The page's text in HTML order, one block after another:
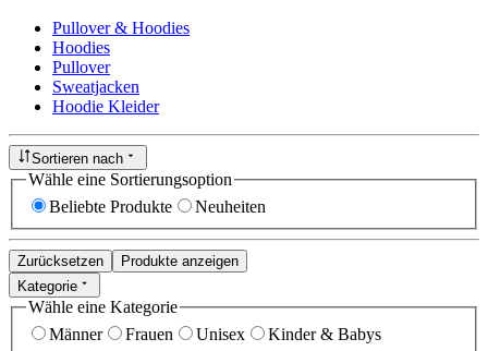
Pullover & Hoodies
Hoodies
Pullover
Sweatjacken
Hoodie Kleider
Sortieren nach
Wähle eine Sortierungsoption
Beliebte Produkte
Neuheiten
Zurücksetzen
Produkte anzeigen
Kategorie
Wähle eine Kategorie
Männer
Frauen Unisex Kinder & Babys